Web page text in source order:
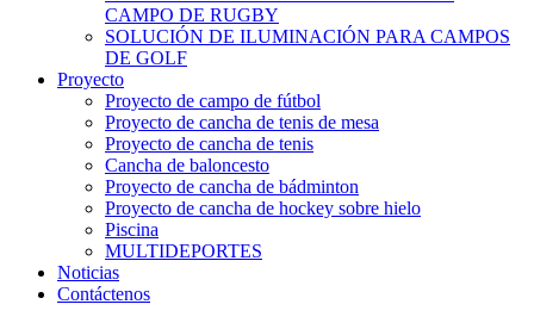
CAMPO DE RUGBY
SOLUCIÓN DE ILUMINACIÓN PARA CAMPOS
DE GOLF
Proyecto
Proyecto de campo de fútbol
Proyecto de cancha de tenis de mesa
Proyecto de cancha de tenis
Cancha de baloncesto
Proyecto de cancha de bádminton
Proyecto de cancha de hockey sobre hielo
Piscina
MULTIDEPORTES
Noticias
Contáctenos